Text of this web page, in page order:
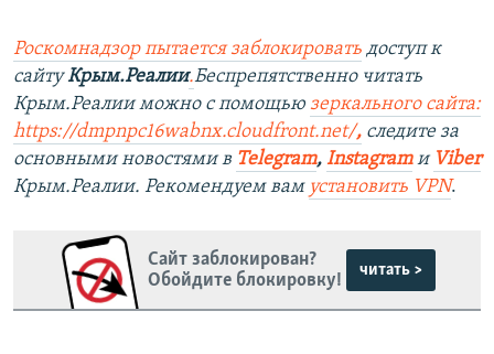
720p
1080p
Роскомнадзор пытается заблокировать доступ к
сайтуКрым.Реалии.Беспрепятственно читать
Крым.Реалии можно с помощью зеркального сайта:
https://dmpnpc16wabnx.cloudfront.net/, следите за
основными новостями в Telegram, Instagramи Viber
Крым.Реалии. Рекомендуем вам установить VPN.
Сайт заблокирован?
Обойдите блокировку!
читать >